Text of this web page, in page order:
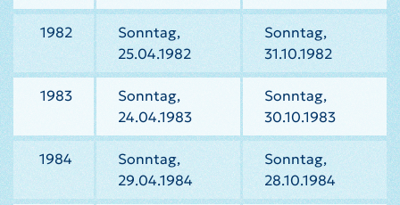
1982
Sonntag,
25.04.1982
Sonntag,
31.10.1982
1983
Sonntag,
24.04.1983
Sonntag,
30.10.1983
1984
Sonntag,
29.04.1984
Sonntag,
28.10.1984